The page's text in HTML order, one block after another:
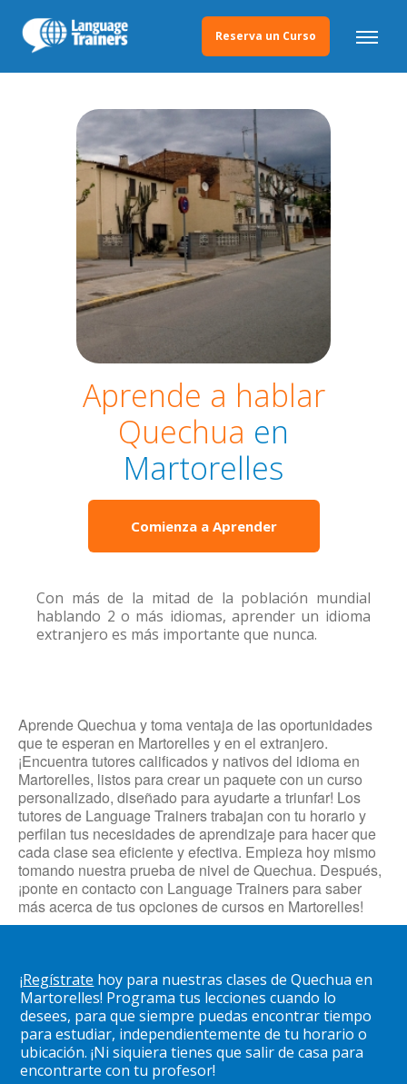
Reserva un Curso
Aprende a hablar
Quechua en
Martorelles
Comienza a Aprender
Con más de la mitad de la población mundial
hablando 2 o más idiomas, aprender un idioma
extranjero es más importante que nunca.
Aprende Quechua y toma ventaja de las oportunidades
que te esperan en Martorelles y en el extranjero.
¡Encuentra tutores calificados y nativos del idioma en
Martorelles, listos para crear un paquete con un curso
personalizado, diseñado para ayudarte a triunfar! Los
tutores de Language Trainers trabajan con tu horario y
perfilan tus necesidades de aprendizaje para hacer que
cada clase sea eficiente y efectiva. Empieza hoy mismo
tomando nuestra prueba de nivel de Quechua. Después,
¡ponte en contacto con Language Trainers para saber
más acerca de tus opciones de cursos en Martorelles!
¡Regístrate hoy para nuestras clases de Quechua en
Martorelles! Programa tus lecciones cuando lo
desees, para que siempre puedas encontrar tiempo
para estudiar, independientemente de tu horario o
ubicación. ¡Ni siquiera tienes que salir de casa para
encontrarte con tu profesor!